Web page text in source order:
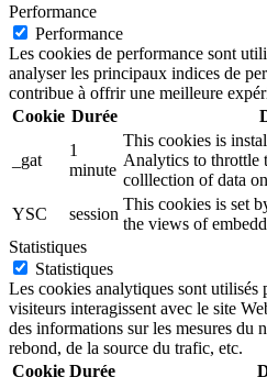
Performance
Performance
Les cookies de performance sont
analyser les principaux indices de
contribue à offrir une meilleure
Cookie Durée
_gat
1
minute
This cookies is
Analytics to throttle
colllection of data
YSC
session
This cookies is set
the views of
Statistiques
Statistiques
Les cookies analytiques sont utilisés
visiteurs interagissent avec le site
des informations sur les mesures du
rebond, de la source du trafic, etc.
Cookie Durée